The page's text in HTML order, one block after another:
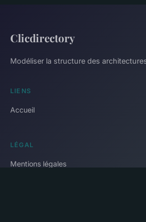
Clicdirectory
Modéliser la structure des
LIENS
Accueil
LÉGAL
Mentions légales